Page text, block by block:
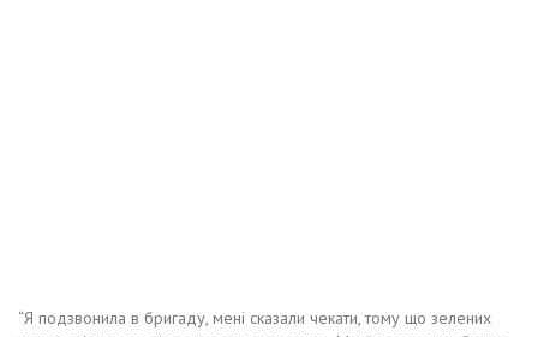
“Я подзвонила в бригаду, мені сказали чекати, тому що зелених